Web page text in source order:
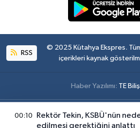
RSS
© 2025 Kütahya Ekspres. Tüm
içerikleri kaynak
Haber Yazılımı: TE
00:10
Rektör Tekin, KSBÜ'nün
edilmesi gerektiğini anlattı